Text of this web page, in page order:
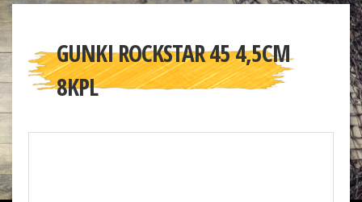
GUNKI ROCKSTAR 45 4,5CM
8KPL